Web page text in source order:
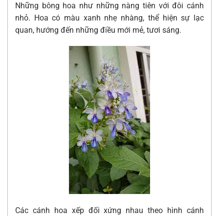
Những bông hoa như những nàng tiên với đôi cánh
nhỏ. Hoa có màu xanh nhẹ nhàng, thể hiện sự lạc
quan, hướng đến những điều mới mẻ, tươi sáng.
Các cánh hoa xếp đối xứng nhau theo hình cánh